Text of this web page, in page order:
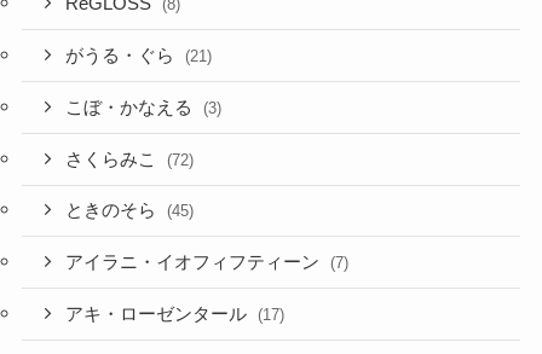
ReGLOSS (8)
がうる・ぐら (21)
こぼ・かなえる (3)
さくらみこ (72)
ときのそら (45)
アイラニ・イオフィフティーン (7)
アキ・ローゼンタール (17)